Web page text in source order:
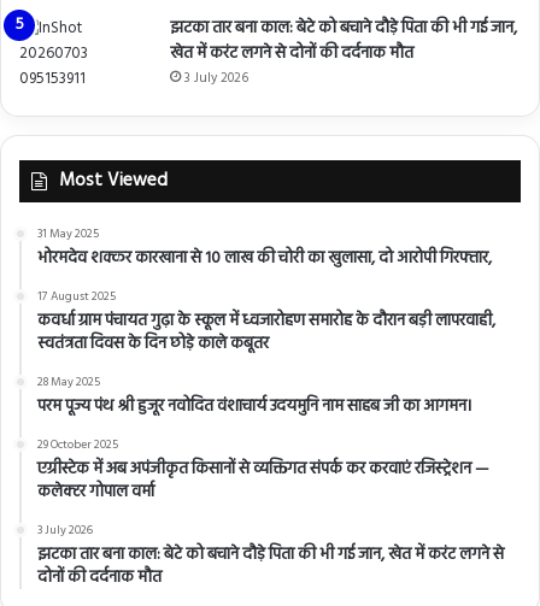
झटका तार बना काल: बेटे को बचाने दौड़े पिता की भी गई जान,
खेत में करंट लगने से दोनों की दर्दनाक मौत
3 July 2026
Most Viewed
31 May 2025
भोरमदेव शक्कर कारखाना से 10 लाख की चोरी का खुलासा, दो आरोपी गिरफ्तार,
17 August 2025
कवर्धा ग्राम पंचायत गुढ़ा के स्कूल में ध्वजारोहण समारोह के दौरान बड़ी लापरवाही,
स्वतंत्रता दिवस के दिन छोड़े काले कबूतर
28 May 2025
परम पूज्य पंथ श्री हुजूर नवोदित वंशाचार्य उदयमुनि नाम साहब जी का आगमन।
29 October 2025
एग्रीस्टेक में अब अपंजीकृत किसानों से व्यक्तिगत संपर्क कर करवाएं रजिस्ट्रेशन —
कलेक्टर गोपाल वर्मा
3 July 2026
झटका तार बना काल: बेटे को बचाने दौड़े पिता की भी गई जान, खेत में करंट लगने से
दोनों की दर्दनाक मौत